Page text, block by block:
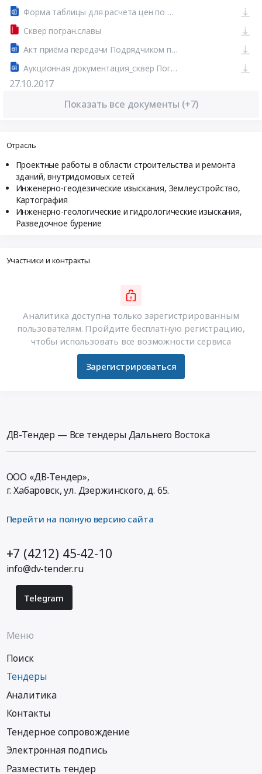
Форма таблицы для расчета цен по прайс-листам.
Сквер погран.славы
Акт приёма передачи Подрядчиком проектной документации..
Аукционная документация_сквер Пограничной Славы с испр. СЗ
27.10.2017
Показать все документы (+7)
Отрасль
Проектные работы в области строительства и ремонта
зданий, внутридомовых сетей
Инженерно-геодезические изыскания, Землеустройство,
Картография
Инженерно-геологические и гидрологические изыскания,
Разведочное бурение
Участники и контракты
Аналитика доступна только зарегистрированным
пользователям. Пройдите бесплатную регистрацию,
чтобы использовать все возможности сервиса
Зарегистрироваться
ДВ-Тендер — Все тендеры Дальнего Востока
ООО «ДВ-Тендер»,
г. Хабаровск,ул. Дзержинского, д. 65.
Перейти на полную версию сайта
+7 (4212) 45-42-10
info@dv-tender.ru
Telegram
Меню
Поиск
Тендеры
Аналитика
Контакты
Тендерное сопровождение
Электронная подпись
Разместить тендер